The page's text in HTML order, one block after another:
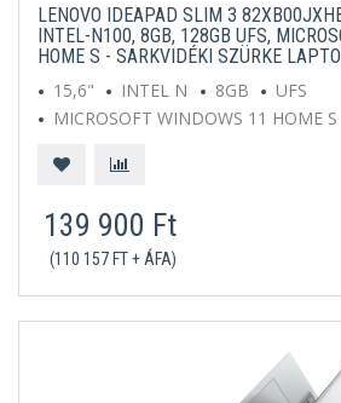
LENOVO IDEAPAD SLIM 3
INTEL-N100, 8GB, 128GB UFS,
HOME S - SARKVIDÉKI SZÜRKE
15,6"
INTEL N 8GB
UFS
MICROSOFT WINDOWS 11 HOME S
139 900 Ft
(110 157 FT + ÁFA)